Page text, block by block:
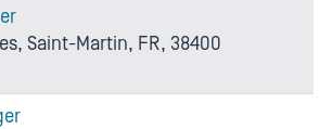
Saint-Martin, FR, 38400